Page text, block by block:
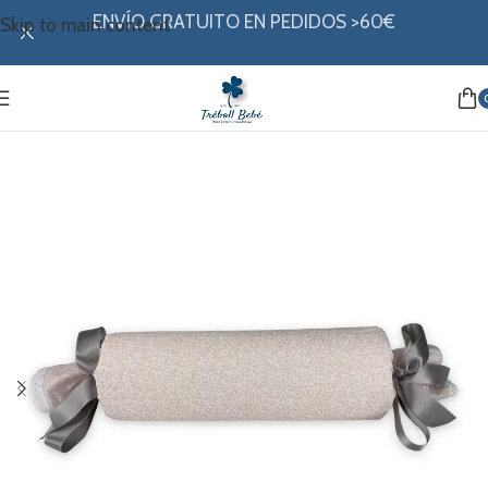
Skip to main contentENVÍO GRATUITO EN PEDIDOS >60€
Caramelos anti vuelcos